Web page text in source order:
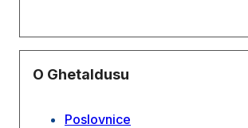
O Ghetaldusu
Poslovnice